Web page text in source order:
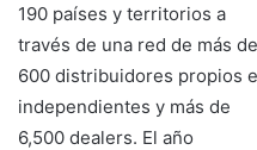
190 países y territorios a
través de una red de más de
600 distribuidores propios e
independientes y más de
6,500 dealers. El año